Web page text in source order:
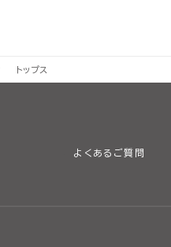
トップス
よくあるご質問